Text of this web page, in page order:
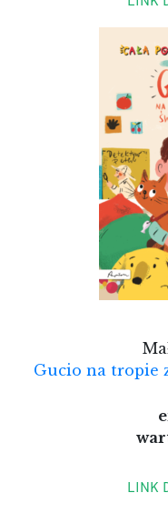
Gucio na tropie
LINK